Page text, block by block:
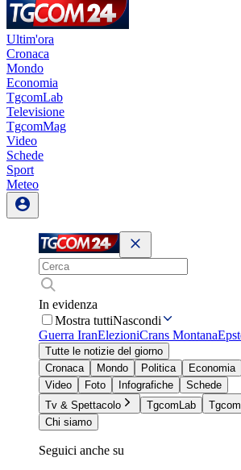
Ultim'ora
Cronaca
Mondo
Economia
TgcomLab
Televisione
TgcomMag
Video
Schede
Sport
Meteo
In evidenza
Mostra tuttiNascondi
Guerra IranElezioniCrans Montana
Tutte le notizie del giorno
Cronaca
Mondo Politica Economia
Video
Foto Infografiche
Schede
Tv & Spettacolo
TgcomLab
Chi siamo
Seguici anche su